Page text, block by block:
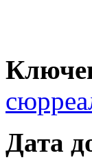
Дата